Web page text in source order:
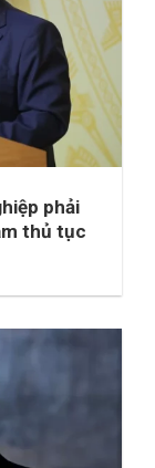
phải
thủ tục